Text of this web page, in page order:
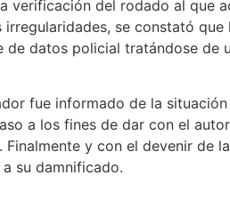
verificación del rodado al que
se constató
de datos policial tratándose de
fue informado de la
a los fines de dar con el
y con el devenir de
su damnificado.